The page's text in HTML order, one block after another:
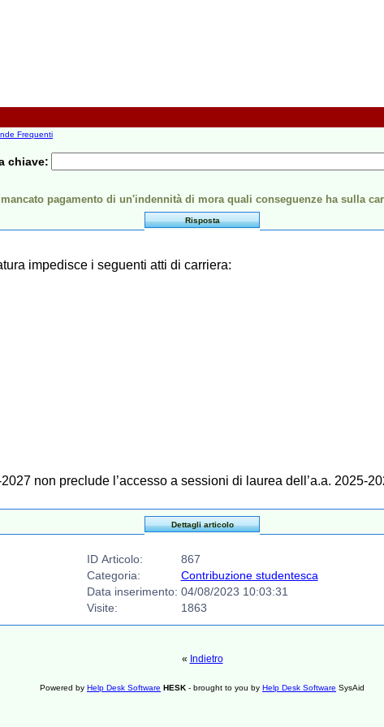
Frequenti
chiave:
mancato pagamento di un'indennità di mora quali conseguenze ha sulla
Risposta
impedisce i seguenti atti di carriera:
non preclude l’accesso a sessioni di laurea dell’a.a. 2025-
Dettagli articolo
ID Articolo:
867
Categoria:
Contribuzione studentesca
Data inserimento: 04/08/2023 10:03:31
Visite:
1863
« Indietro
Powered by Help Desk Software HESK - brought to you by Help Desk Software SysAid